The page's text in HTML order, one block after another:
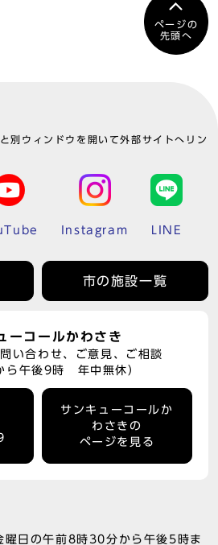
ページの
先頭へ
別ウィンドウを開いて外部サイトへリン
Instagram LINE
市の施設一覧
ーコールかわさき
い合わせ、ご意見、ご相談
ら午後9時 年中無休）
サンキューコールか
わさきの
ページを見る
曜日の午前8時30分から午後5時ま